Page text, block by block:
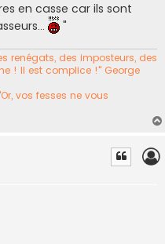
en casse car ils sont
"
renégats, des imposteurs, des
! Il est complice !" George
vos fesses ne vous